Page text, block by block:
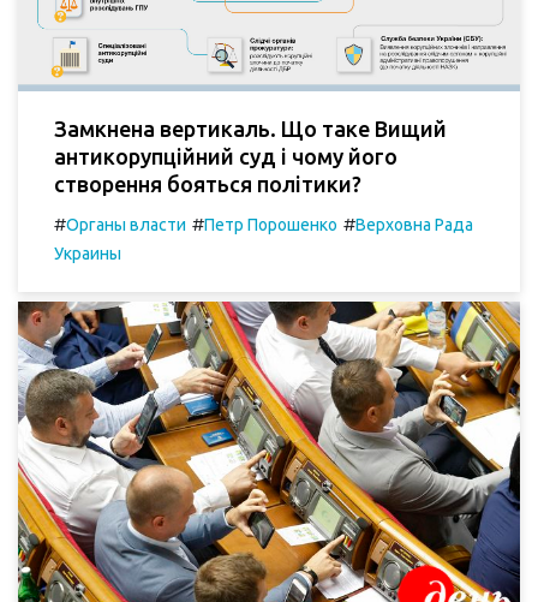
Замкнена вертикаль. Що таке Вищий
антикорупційний суд і чому його
створення бояться політики?
#Органы власти #Петр Порошенко #Верховна Рада
Украины